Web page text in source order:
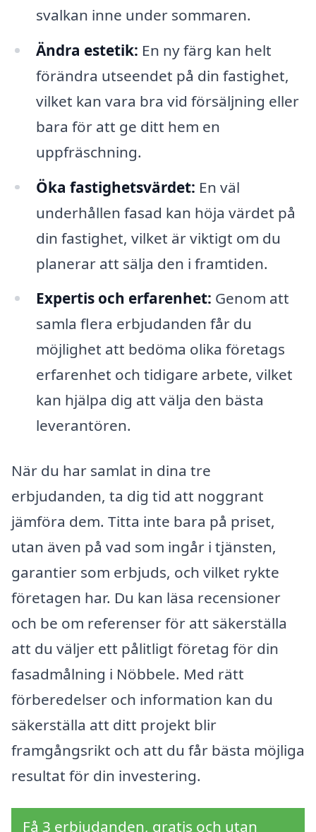
svalkan inne under sommaren.
Ändra estetik: En ny färg kan helt
förändra utseendet på din fastighet,
vilket kan vara bra vid försäljning eller
bara för att ge ditt hem en
uppfräschning.
Öka fastighetsvärdet: En väl
underhållen fasad kan höja värdet på
din fastighet, vilket är viktigt om du
planerar att sälja den i framtiden.
Expertis och erfarenhet: Genom att
samla flera erbjudanden får du
möjlighet att bedöma olika företags
erfarenhet och tidigare arbete, vilket
kan hjälpa dig att välja den bästa
leverantören.
När du har samlat in dina tre
erbjudanden, ta dig tid att noggrant
jämföra dem. Titta inte bara på priset,
utan även på vad som ingår i tjänsten,
garantier som erbjuds, och vilket rykte
företagen har. Du kan läsa recensioner
och be om referenser för att säkerställa
att du väljer ett pålitligt företag för din
fasadmålning i Nöbbele. Med rätt
förberedelser och information kan du
säkerställa att ditt projekt blir
framgångsrikt och att du får bästa möjliga
resultat för din investering.
Få 3 erbjudanden, gratis och utan